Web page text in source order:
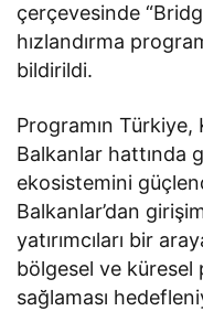
çerçevesinde
hızlandırma
bildirildi.
Programın
Balkanlar hattında
ekosistemini
Balkanlar’dan
yatırımcıları bir
bölgesel ve küresel
sağlaması